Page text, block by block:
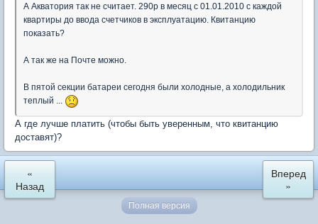
А Акватория так не считает. 290р в месяц с 01.01.2010 с каждой
квартиры до ввода счетчиков в эксплуатацию. Квитанцию
показать?
А так же на Почте можно.
В пятой секции батареи сегодня были холодные, а холодильник
теплый ...
А где лучше платить (чтобы быть уверенным, что квитанцию
доставят)?
«
Назад
Вперед
»
Полная версия